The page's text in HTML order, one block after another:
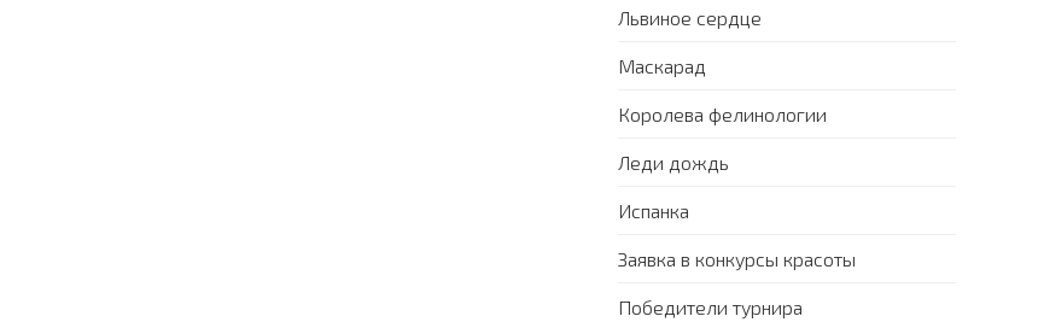
Львиное сердце
Маскарад
Королева фелинологии
Леди дождь
Испанка
Заявка в конкурсы красоты
Победители турнира